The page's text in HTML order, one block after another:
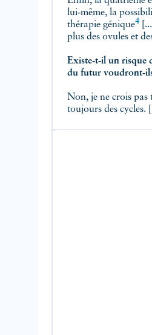
thérapie génique4
plus des ovules et
Existe‑t‑il un risque
Non, je ne crois pas
toujours des cycles.